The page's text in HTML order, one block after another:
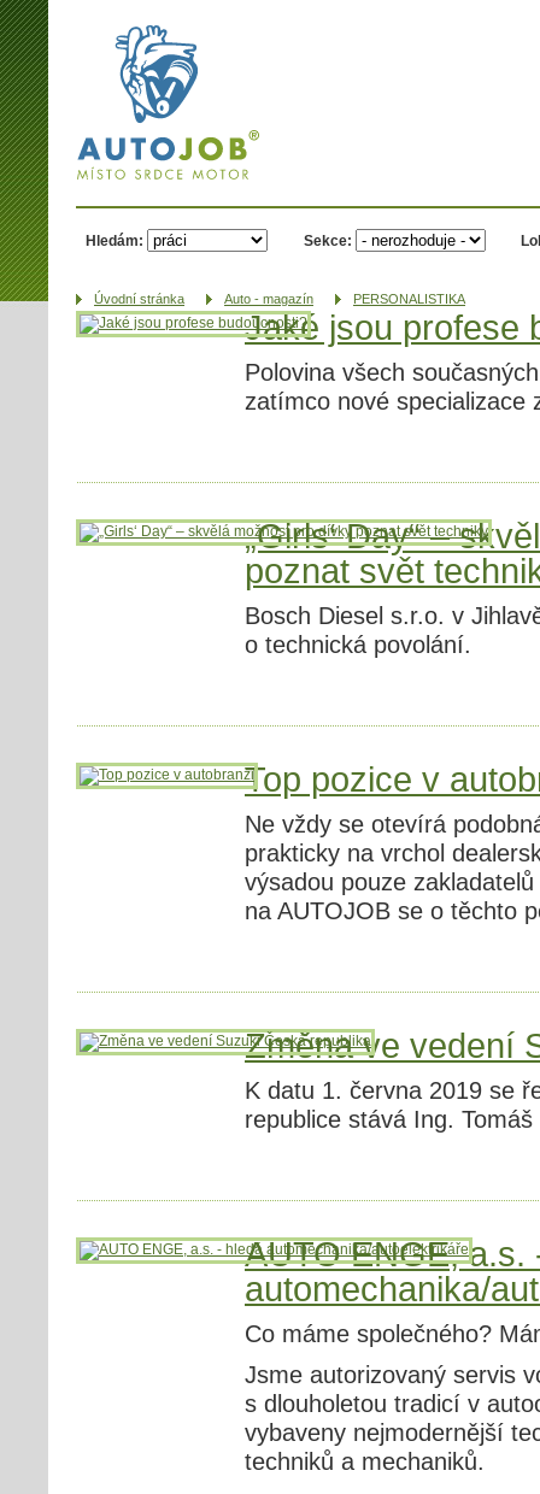
AUTOJOB.cz -
místo srdce
motor
Hledám: Sekce:
Úvodní­ stránka Auto - magazín PERSONALISTIKA
Jaké jsou profese
Polovina všech
zatímco nové specializace
„Girls‘ Day“ –
poznat svět
Bosch Diesel s.r.o. v
o technická povolání.
Top pozice v
Ne vždy se otevírá
prakticky na vrchol
výsadou pouze
na AUTOJOB se o těchto
Změna ve vedení
K datu 1. června 2019 se
republice stává Ing. Tomáš
AUTO ENGE, a.s.
automechanika/
Co máme společného?
Jsme autorizovaný servis
s dlouholetou tradicí v
vybaveny nejmodernější
techniků a mechaniků.